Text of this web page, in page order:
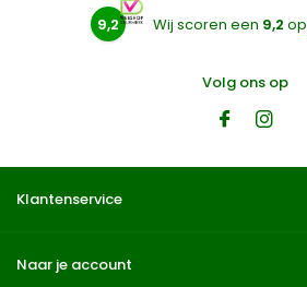
9,2 Wij scoren een 9,2 op
Volg ons op
Klantenservice
Naar je account